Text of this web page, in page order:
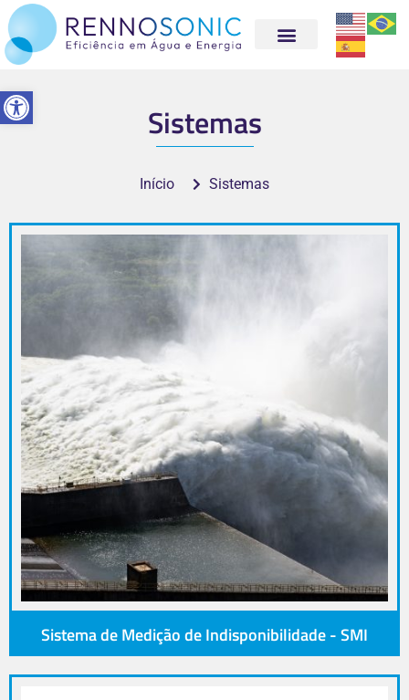
Abrir a barra de ferramentas
Sistemas
Início Sistemas
Sistema de Medição de Indisponibilidade - SMI